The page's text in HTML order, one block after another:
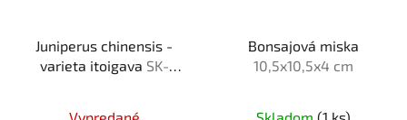
Juniperus chinensis -
varieta itoigava SK-
Bonsajová miska
10,5x10,5x4 cm